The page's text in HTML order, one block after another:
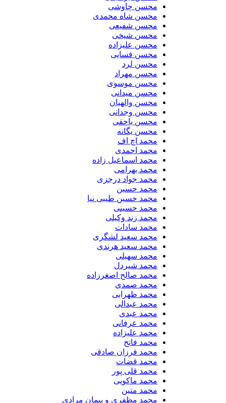
محسن چاوشی
محسن شاه محمدی
محسن شفیعی
محسن شیخی
محسن علیزاده
محسن فسایی
محسن لرد
محسن مهراد
محسن موسوی
محسن میدانی
محسن والهیان
محسن وجدانی
محسن یاحقی
محسن یگانه
محمد اچ اف
محمد احمدی
محمد اسماعیل زاده
محمد بهرامی
محمد جواد درجزی
محمد حسین
محمد حسین طیبی نیا
محمد حسینی
محمد زند وکیلی
محمد سادات
محمد سعید لشگری
محمد سعید هرندی
محمد سهیلی
​محمد شیردل
محمد صالح اصغرزاده
محمد صمدی
محمد ظهرابی
محمد عبدالی
محمد عبدی
محمد عرفانی
محمد علیزاده
محمد فاتح
محمد فرزان صادقی
محمد قضات
محمد قلی پور
محمد ماکویی
محمد متین
محمد مظفری و پیمان مرادی